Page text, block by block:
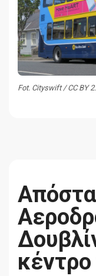
Fot. Cityswift / CC BY